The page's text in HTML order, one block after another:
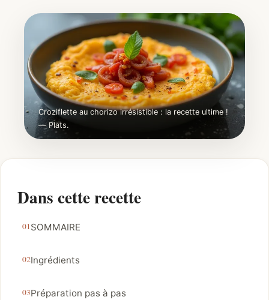
Croziflette au chorizo irrésistible : la recette ultime !
— Plats.
Dans cette recette
SOMMAIRE
Ingrédients
Préparation pas à pas